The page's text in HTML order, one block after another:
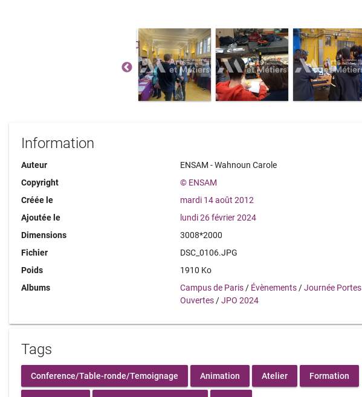
Information
Auteur
ENSAM - Wahnoun Carole
Copyright
© ENSAM
Créée le
mardi 14 août 2012
Ajoutée le
lundi 26 février 2024
Dimensions
3008*2000
Fichier
DSC_0106.JPG
Poids
1910 Ko
Albums
Campus de Paris / Évènements /Journée Portes
Ouvertes /JPO 2024
Tags
Conference/Table-ronde/Temoignage Animation Atelier Formation